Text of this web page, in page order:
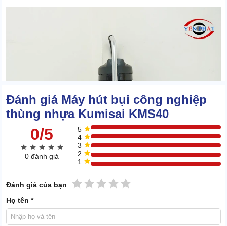
2. 4 lý do nên đầu tư model Kumisai KMS40
Giải quyết nhanh chóng nhiều loại bụi bẩn chỉ trong thời gian
Đánh giá Máy hút bụi công nghiệp
thùng nhựa Kumisai KMS40
0/5
0 đánh giá
5
4
3
2
1
Đánh giá của bạn 5 sao
4 sao
3 sao
2 sao
1 sao
Họ tên *